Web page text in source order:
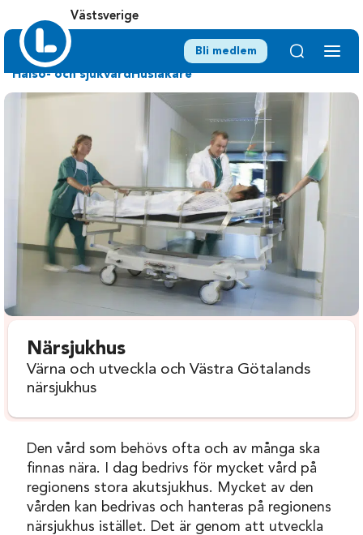
Västsverige
Bli medlem
Hälso- och sjukvårdHusläkare
Närsjukhus
Värna och utveckla och Västra Götalands
närsjukhus
Den vård som behövs ofta och av många ska
finnas nära.
I dag bedrivs för mycket vård på
regionens stora akutsjukhus. Mycket av den
vården kan bedrivas och hanteras på regionens
närsjukhus istället. Det är genom att utveckla